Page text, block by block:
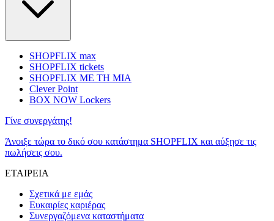
SHOPFLIX max
SHOPFLIX tickets
SHOPFLIX ΜΕ ΤΗ ΜΙΑ
Clever Point
BOX NOW Lockers
Γίνε συνεργάτης!
Άνοιξε τώρα το δικό σου κατάστημα SHOPFLIX και αύξησε τις
πωλήσεις σου.
ΕΤΑΙΡΕΙΑ
Σχετικά με εμάς
Ευκαιρίες καριέρας
Συνεργαζόμενα καταστήματα